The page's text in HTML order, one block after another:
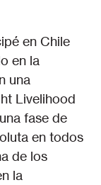
en Chile
en la
una
Livelihood
fase de
en todos
de los
la